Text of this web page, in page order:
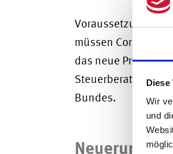
Wir
und
Voraussetzung zur
müssen Corona-
das neue
Bundes.